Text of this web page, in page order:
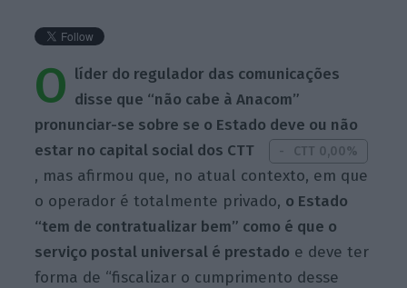
O líder do regulador das comunicações
disse que “não cabe à Anacom”
pronunciar-se sobre se o Estado deve ou não
estar no capital social dos CTT
CTT 0,00%
, mas afirmou que, no atual contexto, em que
o operador é totalmente privado, o Estado
“tem de contratualizar bem” como é que o
serviço postal universal é prestado e deve ter
forma de “fiscalizar o cumprimento desse